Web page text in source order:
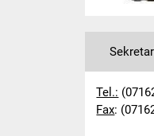
Tel.:
Fax: